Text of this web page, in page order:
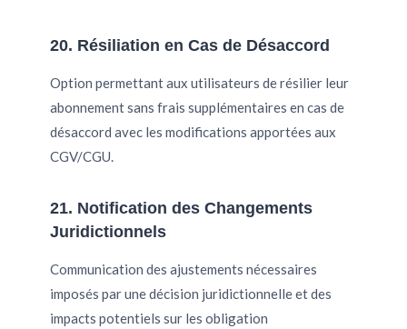
20. Résiliation en Cas de Désaccord
Option permettant aux utilisateurs de résilier leur
abonnement sans frais supplémentaires en cas de
désaccord avec les modifications apportées aux
CGV/CGU.
21. Notification des Changements
Juridictionnels
Communication des ajustements nécessaires
imposés par une décision juridictionnelle et des
impacts potentiels sur les obligation